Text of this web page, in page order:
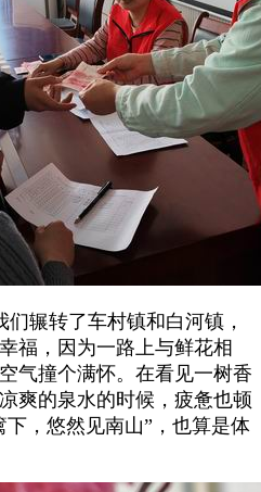
辗转了车村镇和白河镇，
福，因为一路上与鲜花相
气撞个满怀。在看见一树香
爽的泉水的时候，疲惫也顿
下，悠然见南山” ，也算是体